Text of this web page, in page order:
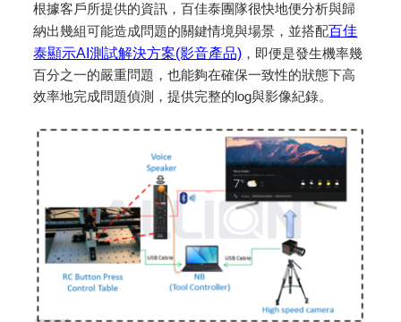
根據客戶所提供的資訊，百佳泰團隊很快地便分析與歸
納出幾組可能造成問題的關鍵情境與場景，並搭配百佳
泰顯示AI測試解決方案(影音產品) ，即便是發生機率幾
百分之一的嚴重問題，也能夠在確保一致性的狀態下高
效率地完成問題偵測，提供完整的log與影像紀錄。